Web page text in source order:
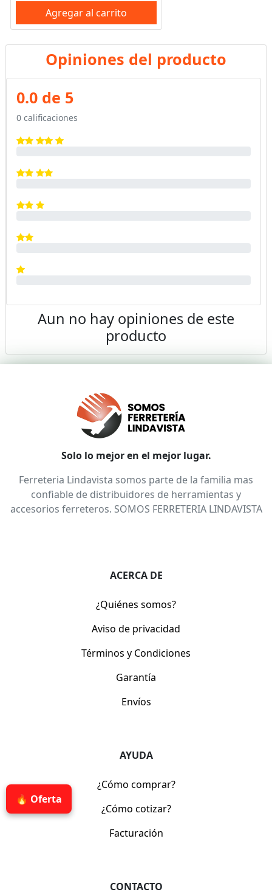
🔥 Oferta
Agregar al carrito
Opiniones del producto
Aun no hay opiniones de este
producto
0.0 de 5
0 calificaciones
Solo lo mejor en el mejor lugar.
Ferreteria Lindavista somos parte de la familia mas
confiable de distribuidores de herramientas y
accesorios ferreteros. SOMOS FERRETERIA LINDAVISTA
ACERCA DE
¿Quiénes somos?
Aviso de privacidad
Términos y Condiciones
Garantía
Envíos
AYUDA
¿Cómo comprar?
¿Cómo cotizar?
Facturación
CONTACTO